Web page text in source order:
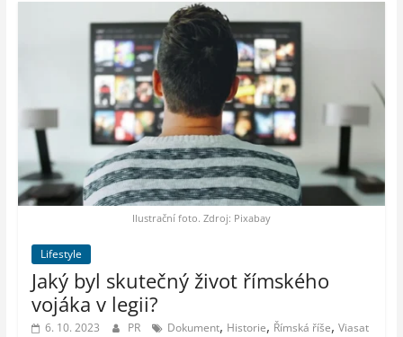
Ilustrační foto. Zdroj: Pixabay
Lifestyle
Jaký byl skutečný život římského
vojáka v legii?
6. 10. 2023 PR Dokument, Historie, Římská říše, Viasat